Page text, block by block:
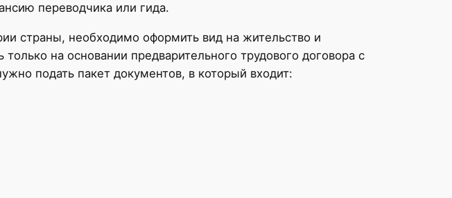
переводчика или гида.
страны, необходимо оформить вид на жительство и
на основании предварительного трудового договора с
подать пакет документов, в который входит: